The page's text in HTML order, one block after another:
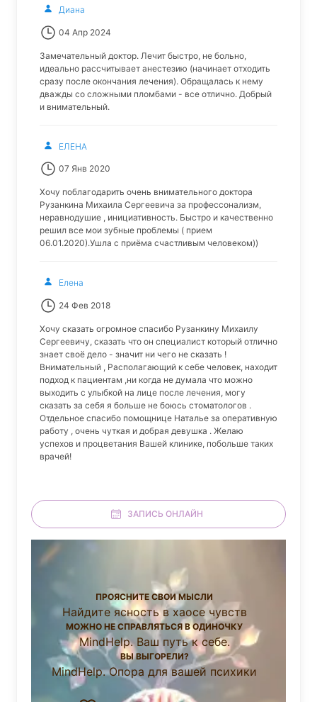
Диана
04 Апр 2024
Замечательный доктор. Лечит быстро, не больно,
идеально рассчитывает анестезию (начинает отходить
сразу после окончания лечения). Обращалась к нему
дважды со сложными пломбами - все отлично. Добрый
и внимательный.
ЕЛЕНА
07 Янв 2020
Хочу поблагодарить очень внимательного доктора
Рузанкина Михаила Сергеевича за профессонализм,
неравнодушие , инициативность. Быстро и качественно
решил все мои зубные проблемы ( прием
06.01.2020).Ушла с приёма счастливым человеком))
Елена
24 Фев 2018
Хочу сказать огромное спасибо Рузанкину Михаилу
Сергеевичу, сказать что он специалист который отлично
знает своё дело - значит ни чего не сказать !
Внимательный , Располагающий к себе человек, находит
подход к пациентам ,ни когда не думала что можно
выходить с улыбкой на лице после лечения, могу
сказать за себя я больше не боюсь стоматологов .
Отдельное спасибо помощнице Наталье за оперативную
работу , очень чуткая и добрая девушка . Желаю
успехов и процветания Вашей клинике, побольше таких
врачей!
ЗАПИСЬ ОНЛАЙН
ПРОЯСНИТЕ СВОИ МЫСЛИ
Найдите ясность в хаосе чувств
МОЖНО НЕ СПРАВЛЯТЬСЯ В ОДИНОЧКУ
MindHelp. Ваш путь к себе.
ВЫ ВЫГОРЕЛИ?
MindHelp. Опора для вашей психики